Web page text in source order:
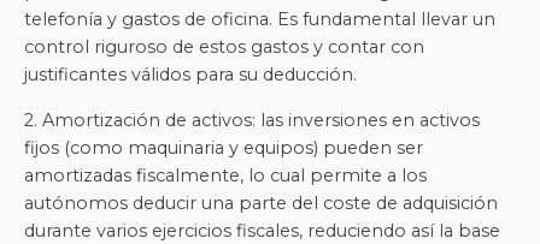
telefonía y gastos de oficina. Es fundamental llevar un
control riguroso de estos gastos y contar con
justificantes válidos para su deducción.
2. Amortización de activos: las inversiones en activos
fijos (como maquinaria y equipos) pueden ser
amortizadas fiscalmente, lo cual permite a los
autónomos deducir una parte del coste de adquisición
durante varios ejercicios fiscales, reduciendo así la base